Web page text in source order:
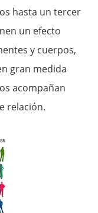
hasta un tercer
un efecto
y cuerpos,
gran medida
acompañan
relación.